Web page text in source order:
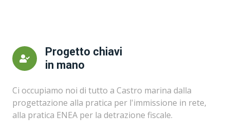
Progetto chiavi
in mano
Ci occupiamo noi di tutto a Castro marina dalla
progettazione alla pratica per l'immissione in rete,
alla pratica ENEA per la detrazione fiscale.